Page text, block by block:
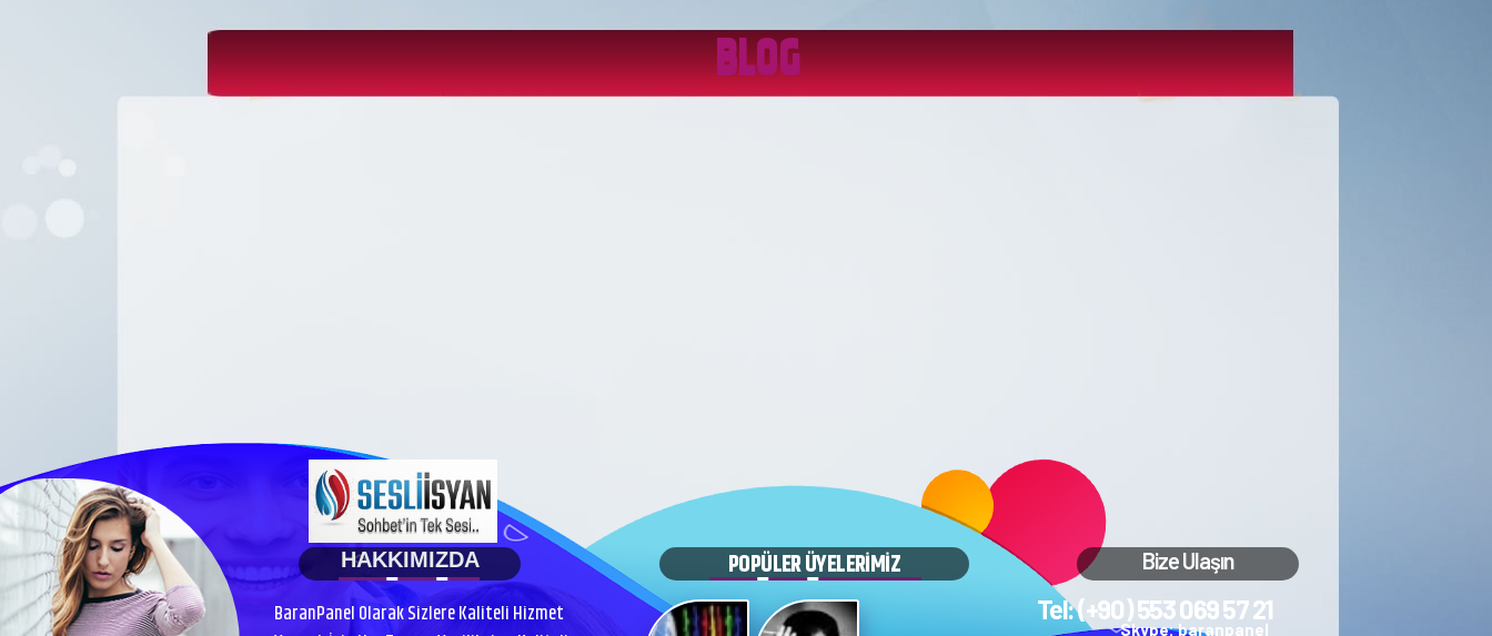
BLOG
POPÜLER ÜYELERİMİZ Bize Ulaşın
Tel: (+90) 553 069 57 21
Skype: baranpanel
HAKKIMIZDA
BaranPanel Olarak Sizlere Kaliteli Hizmet